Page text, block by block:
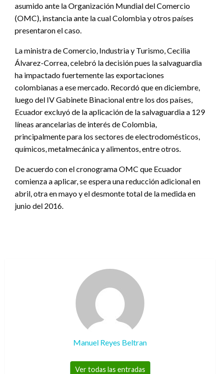
asumido ante la Organización Mundial del Comercio
(OMC), instancia ante la cual Colombia y otros países
presentaron el caso.
La ministra de Comercio, Industria y Turismo, Cecilia
Álvarez-Correa, celebró la decisión pues la salvaguardia
ha impactado fuertemente las exportaciones
colombianas a ese mercado. Recordó que en diciembre,
luego del IV Gabinete Binacional entre los dos países,
Ecuador excluyó de la aplicación de la salvaguardia a 129
líneas arancelarias de interés de Colombia,
principalmente para los sectores de electrodomésticos,
químicos, metalmecánica y alimentos, entre otros.
De acuerdo con el cronograma OMC que Ecuador
comienza a aplicar, se espera una reducción adicional en
abril, otra en mayo y el desmonte total de la medida en
junio del 2016.
Manuel Reyes Beltran
Ver todas las entradas